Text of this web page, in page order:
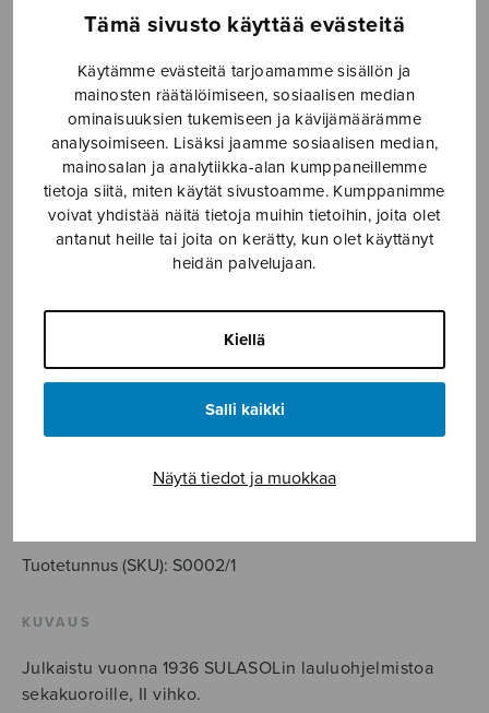
Tämä sivusto käyttää evästeitä
Käytämme evästeitä tarjoamamme sisällön ja
mainosten räätälöimiseen, sosiaalisen median
ominaisuuksien tukemiseen ja kävijämäärämme
analysoimiseen. Lisäksi jaamme sosiaalisen median,
mainosalan ja analytiikka-alan kumppaneillemme
tietoja siitä, miten käytät sivustoamme. Kumppanimme
voivat yhdistää näitä tietoja muihin tietoihin, joita olet
antanut heille tai joita on kerätty, kun olet käyttänyt
heidän palvelujaan.
Kiellä
Salli kaikki
Näytä tiedot ja muokkaa
› Nuottikauppa › Sekakuoro › Joutsenet
4,30€
Joutsenet
Tuotetunnus (SKU): S0002/1
KUVAUS
Julkaistu vuonna 1936 SULASOLin lauluohjelmistoa
sekakuoroille, II vihko.